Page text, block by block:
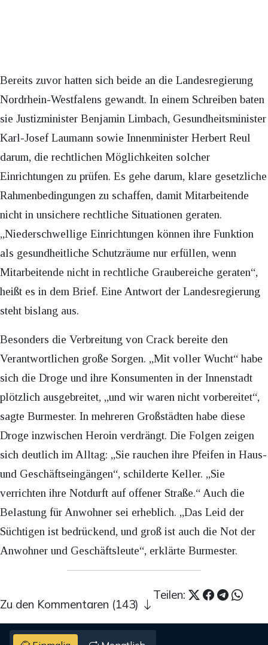
Bereits zuvor hatten sich beide an die Landesregierung
Nordrhein-Westfalens gewandt. In einem Schreiben baten
sie Justizminister Benjamin Limbach, Gesundheitsminister
Karl-Josef Laumann sowie Innenminister Herbert Reul
darum, die rechtlichen Möglichkeiten solcher
Einrichtungen zu prüfen. Es gehe darum, klare gesetzliche
Rahmenbedingungen zu schaffen, damit Mitarbeitende
nicht in unsichere rechtliche Situationen geraten.
„Niederschwellige Einrichtungen können ihre Funktion
als gesundheitliche Schutzräume nur erfüllen, wenn
Mitarbeitende nicht in rechtliche Graubereiche geraten“,
heißt es in dem Brief. Eine Antwort der Landesregierung
steht bislang aus.
Besonders die Verbreitung von Crack bereite den
Verantwortlichen große Sorgen. „Mit voller Wucht“ habe
sich die Droge und ihre Konsumenten in der Innenstadt
plötzlich ausgebreitet, „und wir waren nicht vorbereitet“,
sagte Burmester. In mehreren Großstädten habe diese
Droge inzwischen Heroin verdrängt. Die Folgen zeigen
sich deutlich im Alltag: „Sie rauchen ihre Pfeifen in Haus-
und Geschäftseingängen“, schilderte Keller. „Sie
verrichten ihre Notdurft auf offener Straße.“ Auch die
Belastung für Anwohner sei erheblich. „Das Leid der
Süchtigen ist bedrückend, und groß ist auch die Not der
Anwohner und Geschäftsleute“, erklärte Burmester.
Teilen:
Zu den Kommentaren (143)